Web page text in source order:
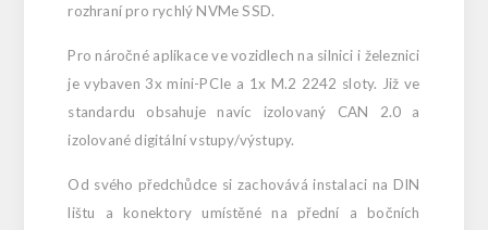
rozhraní pro rychlý NVMe SSD.
Pro náročné aplikace ve vozidlech na silnici i železnici
je vybaven 3x mini-PCIe a 1x M.2 2242 sloty. Již ve
standardu obsahuje navíc izolovaný CAN 2.0 a
izolované digitální vstupy/výstupy.
Od svého předchůdce si zachovává instalaci na DIN
lištu a konektory umístěné na přední a bočních